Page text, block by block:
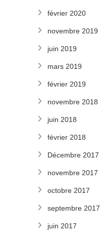
février 2020
novembre 2019
juin 2019
mars 2019
février 2019
novembre 2018
juin 2018
février 2018
Décembre 2017
novembre 2017
octobre 2017
septembre 2017
juin 2017